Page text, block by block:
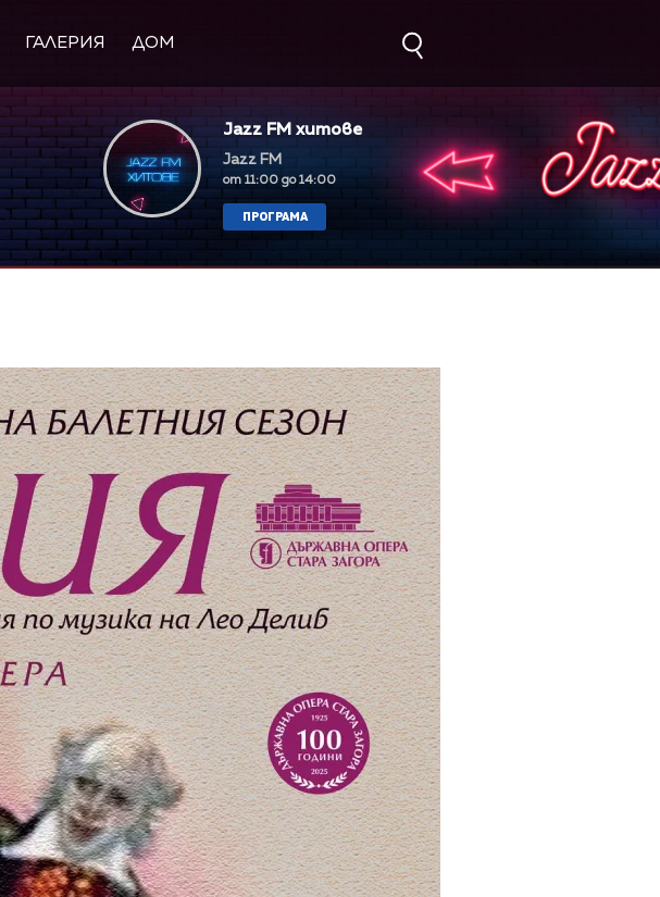
ГАЛЕРИЯ ДОМ
Jazz FM хитове
Jazz FM
от 11:00 до 14:00
ПРОГРАМА